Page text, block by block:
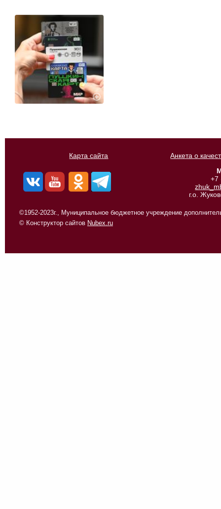
Карта сайта
Анкета о
+7
г.о.
©1952-2023г., Муниципальное бюджетное учреждение
© Конструктор сайтов Nubex.ru